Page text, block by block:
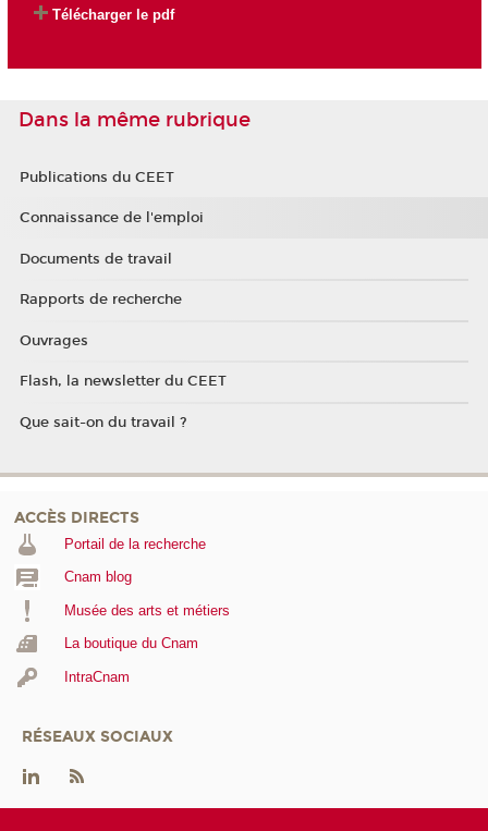
Télécharger le pdf
Dans la même rubrique
Publications du CEET
Connaissance de l'emploi
Documents de travail
Rapports de recherche
Ouvrages
Flash, la newsletter du CEET
Que sait-on du travail ?
ACCÈS DIRECTS
Portail de la recherche
Cnam blog
Musée des arts et métiers
La boutique du Cnam
IntraCnam
RÉSEAUX SOCIAUX